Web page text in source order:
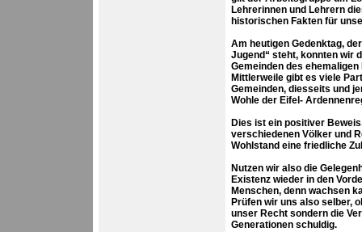
Lehrerinnen und Lehrern
historischen Fakten für
Am heutigen Gedenktag,
Jugend“ steht, konnten wir
Gemeinden des
Mittlerweile gibt es viele
Gemeinden, diesseits und
Wohle der Eifel-
Dies ist ein positiver
verschiedenen Völker und
Wohlstand eine friedliche
Nutzen wir also die
Existenz wieder in den
Menschen, denn wachsen
Prüfen wir uns also selber,
unser Recht sondern die
Generationen schuldig.